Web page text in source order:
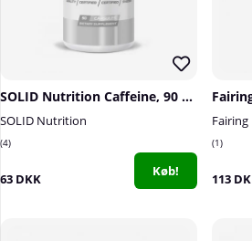
SOLID Nutrition Caffeine, 90 caps
SOLID Nutrition
4
63 DKK Køb!
Fairing
1
113